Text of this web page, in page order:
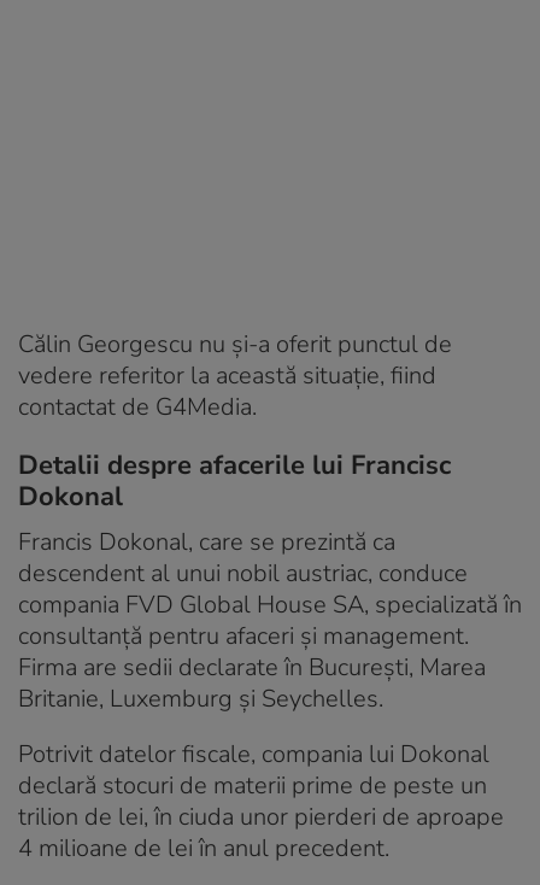
Călin Georgescu nu și-a oferit punctul de
vedere referitor la această situație, fiind
contactat de G4Media.
Detalii despre afacerile lui Francisc
Dokonal
Francis Dokonal, care se prezintă ca
descendent al unui nobil austriac, conduce
compania FVD Global House SA, specializată în
consultanță pentru afaceri și management.
Firma are sedii declarate în București, Marea
Britanie, Luxemburg și Seychelles.
Potrivit datelor fiscale, compania lui Dokonal
declară stocuri de materii prime de peste un
trilion de lei, în ciuda unor pierderi de aproape
4 milioane de lei în anul precedent.